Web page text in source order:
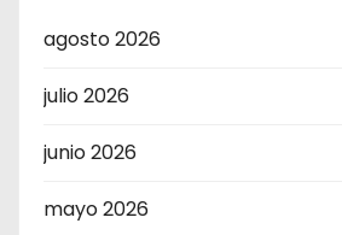
agosto 2026
julio 2026
junio 2026
mayo 2026